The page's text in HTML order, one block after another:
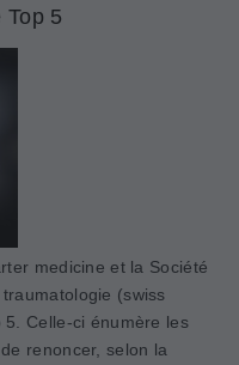
5
medicine et la Société
(swiss
Celle-ci énumère les
renoncer, selon la